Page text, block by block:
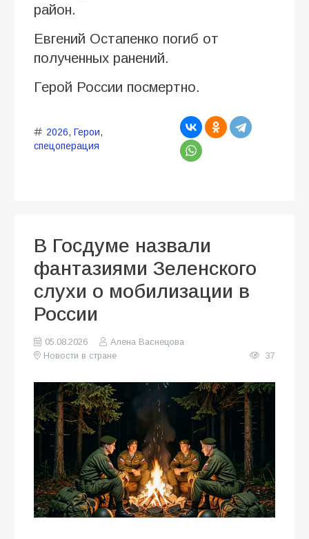
район.
Евгений Остапенко погиб от
полученных ранений.
Герой России посмертно.
2026, Герои,
спецоперация
В Госдуме назвали
фантазиями Зеленского
слухи о мобилизации в
России
05.08.2026
Алена Васнецова
Новости в стране
37